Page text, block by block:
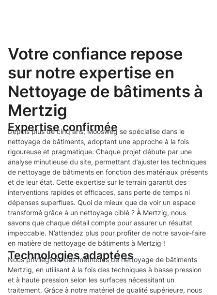
Votre confiance repose
sur notre expertise en
Nettoyage de bâtiments à
Mertzig
Expertise confirmée
Depuis plus de cinq ans, Moosweg se spécialise dans le
nettoyage de bâtiments, adoptant une approche à la fois
rigoureuse et pragmatique. Chaque projet débute par une
analyse minutieuse du site, permettant d’ajuster les techniques
de nettoyage de bâtiments en fonction des matériaux présents
et de leur état. Cette expertise sur le terrain garantit des
interventions rapides et efficaces, sans perte de temps ni
dépenses superflues. Quoi de mieux que de voir un espace
transformé grâce à un nettoyage ciblé ? À Mertzig, nous
savons que chaque détail compte pour assurer un résultat
impeccable. N’attendez plus pour profiter de notre savoir-faire
en matière de nettoyage de bâtiments à Mertzig !
Technologies adaptées
Nous privilégions des méthodes de nettoyage de bâtiments
Mertzig, en utilisant à la fois des techniques à basse pression
et à haute pression selon les surfaces nécessitant un
traitement. Grâce à notre matériel de qualité supérieure, nous